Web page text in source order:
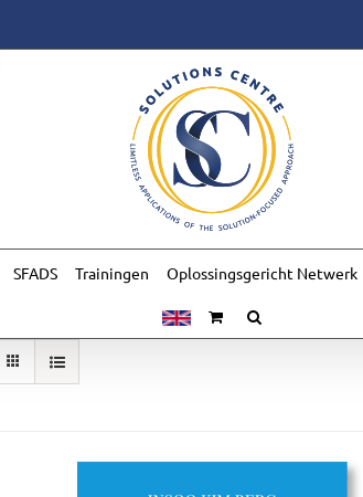
SFADS Trainingen Oplossingsgericht Netwerk